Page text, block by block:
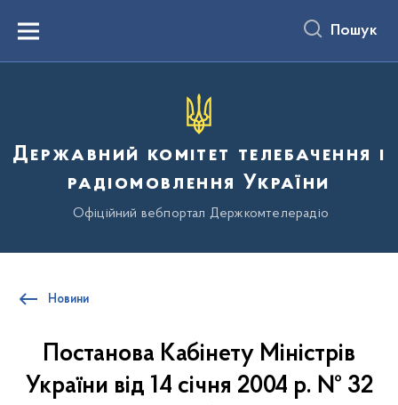
вмістуMenu Пошук
Державний комітет телебачення і
радіомовлення України
Офіційний вебпортал Держкомтелерадіо
Новини
Постанова Кабінету Міністрів
України від 14 січня 2004 р. № 32